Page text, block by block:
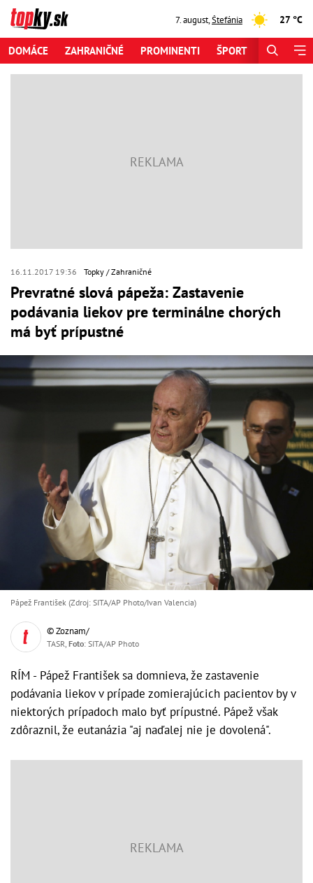
7. august,Štefánia 27 °C
DOMÁCE ZAHRANIČNÉ PROMINENTI ŠPORT
16.11.2017 19:36 Topky Zahraničné
Prevratné slová pápeža: Zastavenie
podávania liekov pre terminálne chorých
má byť prípustné
Pápež František (Zdroj: SITA/AP Photo/Ivan Valencia)
© Zoznam/
TASR, Foto: SITA/AP Photo
RÍM - Pápež František sa domnieva, že zastavenie
podávania liekov v prípade zomierajúcich pacientov by v
niektorých prípadoch malo byť prípustné. Pápež však
zdôraznil, že eutanázia "aj naďalej nie je dovolená".